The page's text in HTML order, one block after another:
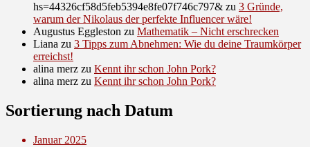
hs=44326cf58d5feb5394e8fe07f746c797& zu 3 Gründe,
warum der Nikolaus der perfekte Influencer wäre!
Augustus Eggleston zu Mathematik – Nicht erschrecken
Liana zu 3 Tipps zum Abnehmen: Wie du deine Traumkörper
erreichst!
alina merz zu Kennt ihr schon John Pork?
alina merz zu Kennt ihr schon John Pork?
Sortierung nach Datum
Januar 2025